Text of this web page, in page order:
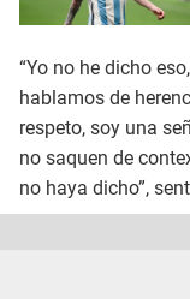
“Yo no he dicho
hablamos de
respeto, soy una
no saquen de
no haya dicho”,